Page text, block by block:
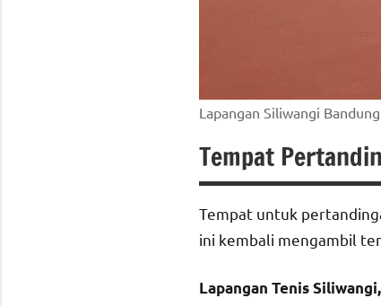
Lapangan Siliwangi Bandung
Tempat
Tempat untuk
ini kembali mengambil
Lapangan Tenis